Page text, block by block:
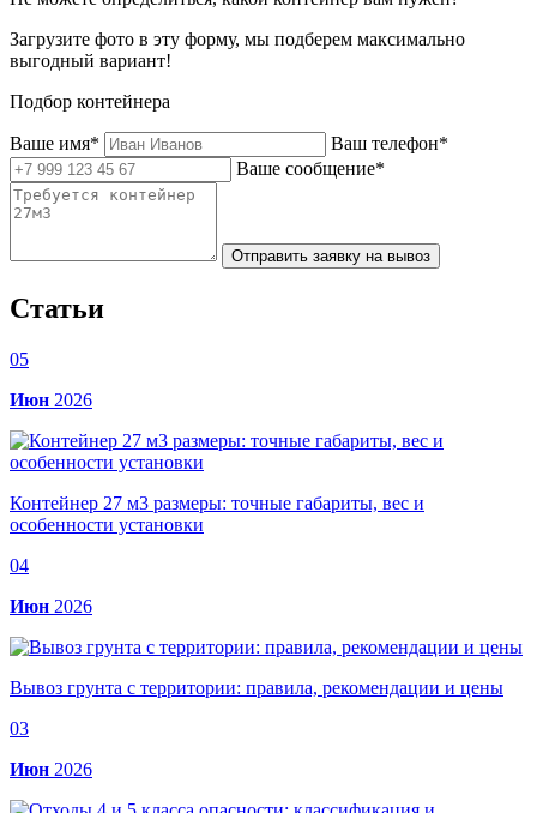
Загрузите фото в эту форму, мы подберем максимально
выгодный вариант!
Подбор контейнера
Ваше имя*
Ваш телефон*
Ваше сообщение*
Отправить заявку на вывоз
Статьи
05
Июн 2026
Контейнер 27 м3 размеры: точные габариты, вес и
особенности установки
04
Июн 2026
Вывоз грунта с территории: правила, рекомендации и цены
03
Июн 2026